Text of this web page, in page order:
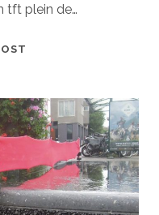
tft plein de…